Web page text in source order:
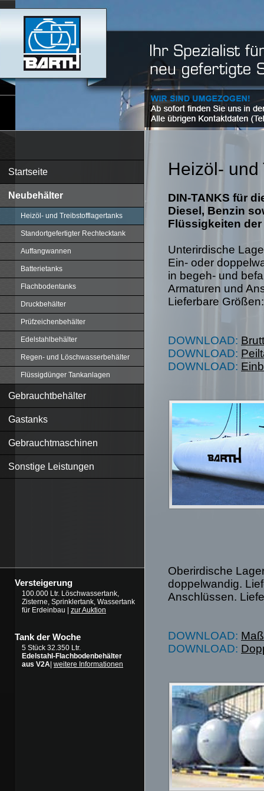
Startseite
Neubehälter
Heizöl- und Treibstofflagertanks
Standortgefertigter Rechtecktank
Auffangwannen
Batterietanks
Flachbodentanks
Druckbehälter
Prüfzeichenbehälter
Edelstahlbehälter
Regen- und Löschwasserbehälter
Flüssigdünger Tankanlagen
Gebrauchtbehälter
Gastanks
Gebrauchtmaschinen
Sonstige Leistungen
Versteigerung
100.000 Ltr. Löschwassertank,
Zisterne, Sprinklertank, Wassertank
für Erdeinbau | zur Auktion
Tank der Woche
5 Stück 32.350 Ltr.
Edelstahl-Flachbodenbehälter
aus V2A weitere Informationen
Heizöl- und
DIN-TANKS für
Diesel, Benzin
Flüssigkeiten der
Unterirdische
Ein- oder
in begeh- und
Armaturen und
Lieferbare
DOWNLOAD:
DOWNLOAD:
DOWNLOAD:
Oberirdische
doppelwandig.
Anschlüssen.
DOWNLOAD:
DOWNLOAD: